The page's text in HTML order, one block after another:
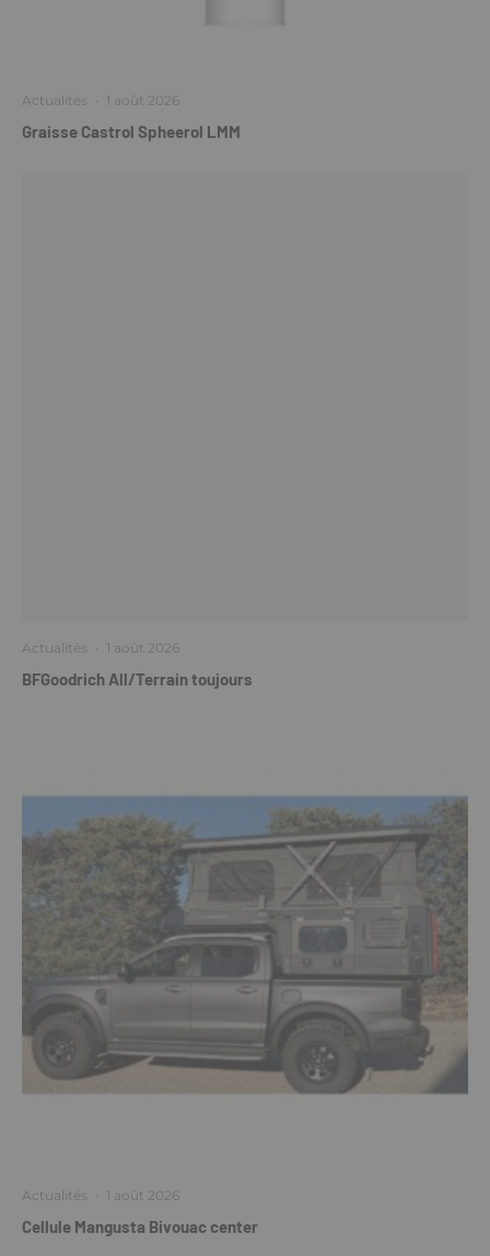
Actualités · 1 août 2026
Graisse Castrol Spheerol LMM
Actualités · 1 août 2026
BFGoodrich All/Terrain toujours
Actualités · 1 août 2026
Cellule Mangusta Bivouac center